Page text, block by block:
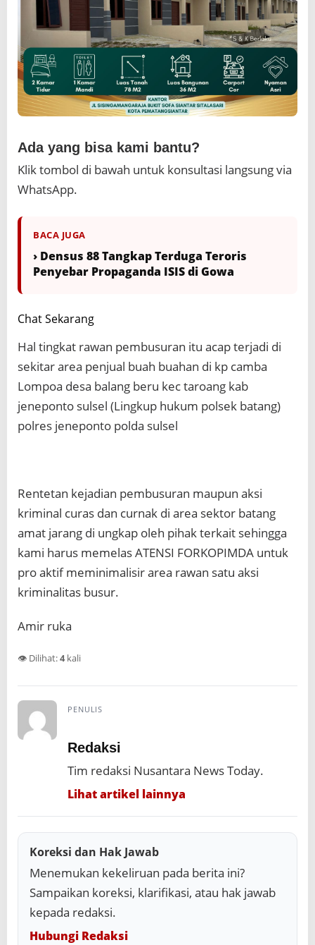
Ada yang bisa kami bantu?
Klik tombol di bawah untuk konsultasi langsung via
WhatsApp.
BACA JUGA
› Densus 88 Tangkap Terduga Teroris
Penyebar Propaganda ISIS di Gowa
Chat Sekarang
Hal tingkat rawan pembusuran itu acap terjadi di
sekitar area penjual buah buahan di kp camba
Lompoa desa balang beru kec taroang kab
jeneponto sulsel (Lingkup hukum polsek batang)
polres jeneponto polda sulsel
Rentetan kejadian pembusuran maupun aksi
kriminal curas dan curnak di area sektor batang
amat jarang di ungkap oleh pihak terkait sehingga
kami harus memelas ATENSI FORKOPIMDA untuk
pro aktif meminimalisir area rawan satu aksi
kriminalitas busur.
Amir ruka
👁️ Dilihat:4kali
PENULIS
Redaksi
Tim redaksi Nusantara News Today.
Lihat artikel lainnya
Koreksi dan Hak Jawab
Menemukan kekeliruan pada berita ini?
Sampaikan koreksi, klarifikasi, atau hak jawab
kepada redaksi.
Hubungi Redaksi